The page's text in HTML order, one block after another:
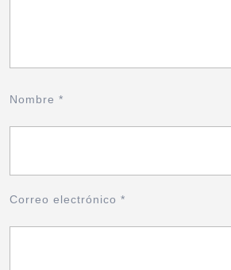
Nombre *
Correo electrónico *